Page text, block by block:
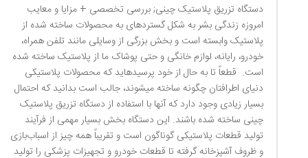
دستگاه تزریق پلاستیک چینی; بررسی تخصصی + مزایا و معایب
امروزه زندگی بشر به شکل گسترده­ای به محصولات ساخته شده از
پلاستیک وابسته است و بخش بزرگی از وسایلی مانند تلفن همراه،
خودرو، رایانه، لوازم خانگی و حتی پوشاک ما از پلاستیک ساخته شده
است. قطعاً تا به حال از خود پرسیده­اید که محصولات پلاستیکی
دنیای اطرافتان چگونه ساخته می­شوند، جالب است بدانید که احتمال
بسیار زیادی وجود دارد که آنها با استفاده از دستگاه تزریق پلاستیک
چینی ساخته شده باشند. این دستگاه بخش بسیار مهمی از فرآیند
تولید قطعات پلاستیکی گوناگون است و تقریباً همه چیز از اسباب‌بازی
و ظروف آشپزخانه گرفته تا قطعات خودرو و تجهیزات پزشکی را تولید